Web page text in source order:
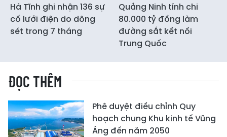
Hà Tĩnh ghi nhận 136 sự
cố lưới điện do dông
sét trong 7 tháng
Quảng Ninh tính chi
80.000 tỷ đồng làm
đường sắt kết nối
Trung Quốc
ĐỌC THÊM
Phê duyệt điều chỉnh Quy
hoạch chung Khu kinh tế Vũng
Áng đến năm 2050